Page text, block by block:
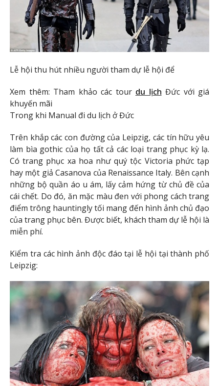
Lễ hội thu hút nhiều người tham dự lễ hội để
Xem thêm: Tham khảo các tour du lịch Đức với giá
khuyến mãi
Trong khi Manual đi du lịch ở Đức
Trên khắp các con đường của Leipzig, các tín hữu yêu
làm bìa gothic của họ tất cả các loại trang phục kỳ lạ.
Có trang phục xa hoa như quý tộc Victoria phức tạp
hay một giả Casanova của Renaissance Italy. Bên cạnh
những bộ quần áo u ám, lấy cảm hứng từ chủ đề của
cái chết. Do đó, ăn mặc màu đen với phong cách trang
điểm trông hauntingly tối mang đến hình ảnh chủ đạo
của trang phục bên. Được biết, khách tham dự lễ hội là
miễn phí.
Kiểm tra các hình ảnh độc đáo tại lễ hội tại thành phố
Leipzig: